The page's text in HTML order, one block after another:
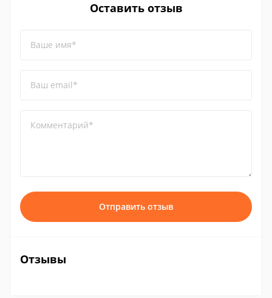
Оставить отзыв
Ваше имя*
Ваш email*
Комментарий*
Отправить отзыв
Отзывы